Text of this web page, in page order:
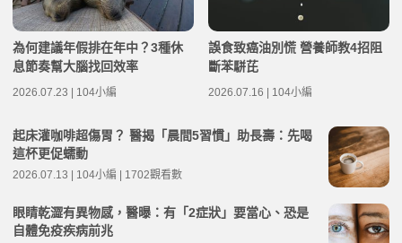
為何建議年假排在年中？3種休
息節奏幫大腦找回效率
2026.07.23 | 104小編
誤食致癌油別慌 營養師教4招阻
斷苯駢芘
2026.07.16 | 104小編
起床灌咖啡超傷胃？ 醫揭「晨間5習慣」助長壽：先喝
這杯更促蠕動
2026.07.13 | 104小編 | 1702觀看數
眼睛乾澀有異物感，醫曝：有「2症狀」要當心、恐是
自體免疫疾病前兆